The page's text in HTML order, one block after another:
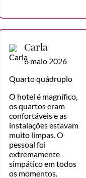
Carla
6 maio 2026
Quarto quádruplo
O hotel é magnífico,
os quartos eram
confortáveis e as
instalações estavam
muito limpas. O
pessoal foi
extremamente
simpático em todos
os momentos.